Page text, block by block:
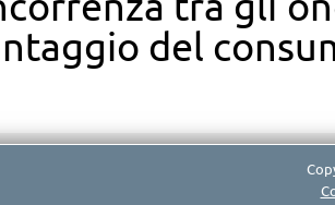
del